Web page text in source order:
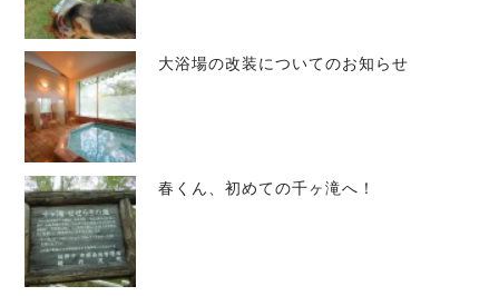
大浴場の改装についてのお知らせ
春くん、初めての千ヶ滝へ！